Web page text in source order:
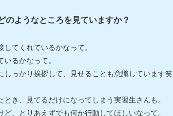
のようなところを見ていますか？
てくれているかなって。
るかなって。
しっかり挨拶して、見せることも意識しています笑
とき、見てるだけになってしまう実習生さんも。
ど、とりあえずでも何か行動してほしいなって。